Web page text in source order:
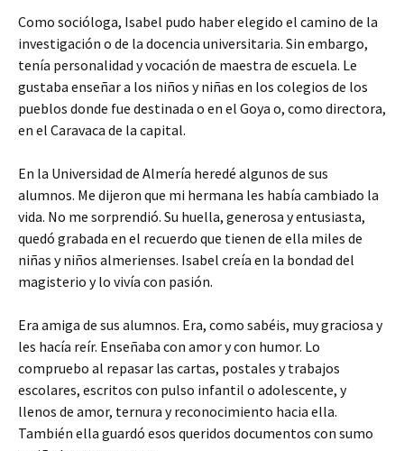
Como socióloga, Isabel pudo haber elegido el camino de la
investigación o de la docencia universitaria. Sin embargo,
tenía personalidad y vocación de maestra de escuela. Le
gustaba enseñar a los niños y niñas en los colegios de los
pueblos donde fue destinada o en el Goya o, como directora,
en el Caravaca de la capital.
En la Universidad de Almería heredé algunos de sus
alumnos. Me dijeron que mi hermana les había cambiado la
vida. No me sorprendió. Su huella, generosa y entusiasta,
quedó grabada en el recuerdo que tienen de ella miles de
niñas y niños almerienses. Isabel creía en la bondad del
magisterio y lo vivía con pasión.
Era amiga de sus alumnos. Era, como sabéis, muy graciosa y
les hacía reír. Enseñaba con amor y con humor. Lo
compruebo al repasar las cartas, postales y trabajos
escolares, escritos con pulso infantil o adolescente, y
llenos de amor, ternura y reconocimiento hacia ella.
También ella guardó esos queridos documentos con sumo